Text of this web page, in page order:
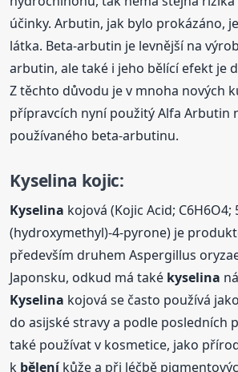
účinky. Arbutin, jak bylo prokázáno,
látka. Beta-arbutin je levnější na
arbutin, ale také i jeho bělící efekt je
Z těchto důvodu je v mnoha nových
přípravcích nyní použitý Alfa Arbutin
používaného beta-arbutinu.
Kyselina kojic:
Kyselina kojová (Kojic Acid; C6H6O4;
(hydroxymethyl)-4-pyrone) je
především druhem Aspergillus
Japonsku, odkud má také kyselina
Kyselina kojová se často používá
do asijské stravy a podle posledních
také používat v kosmetice, jako
k běleníkůže a při léčbě